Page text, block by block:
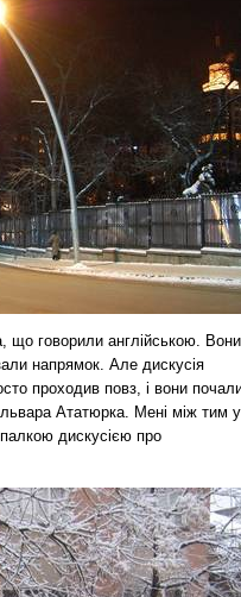
що говорили англійською. Вони
напрямок. Але дискусія
проходив повз, і вони
Ататюрка. Мені між тим
дискусією про